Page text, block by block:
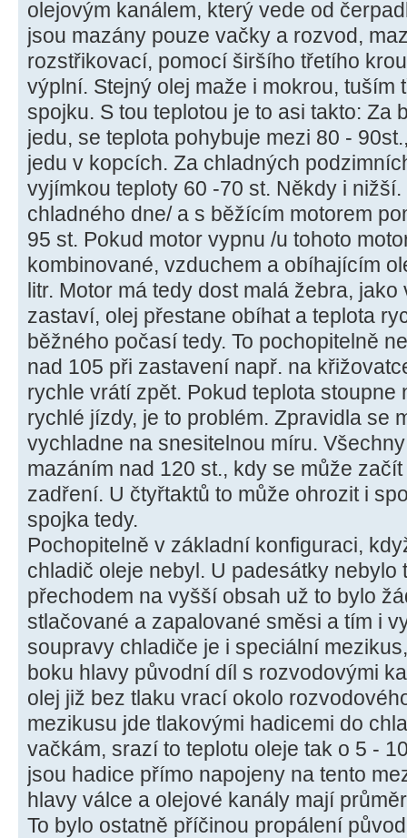
olejovým kanálem, který vede od
jsou mazány pouze vačky a rozvod,
rozstřikovací, pomocí širšího třetího
výplní. Stejný olej maže i mokrou, tuším
spojku. S tou teplotou je to asi takto: Za
jedu, se teplota pohybuje mezi 80 -
jedu v kopcích. Za chladných
vyjímkou teploty 60 -70 st. Někdy i
chladného dne/ a s běžícím motorem
95 st. Pokud motor vypnu /u tohoto
kombinované, vzduchem a obíhajícím
litr. Motor má tedy dost malá žebra,
zastaví, olej přestane obíhat a teplota
běžného počasí tedy. To pochopitelně
nad 105 při zastavení např. na
rychle vrátí zpět. Pokud teplota stoupne
rychlé jízdy, je to problém. Zpravidla se
vychladne na snesitelnou míru.
mazáním nad 120 st., kdy se může
zadření. U čtyřtaktů to může ohrozit i
spojka tedy.
Pochopitelně v základní konfiguraci,
chladič oleje nebyl. U padesátky nebylo
přechodem na vyšší obsah už to bylo
stlačované a zapalované směsi a tím i
soupravy chladiče je i speciální
boku hlavy původní díl s rozvodovými
olej již bez tlaku vrací okolo
mezikusu jde tlakovými hadicemi do
vačkám, srazí to teplotu oleje tak o 5 -
jsou hadice přímo napojeny na tento
hlavy válce a olejové kanály mají
To bylo ostatně příčinou propálení